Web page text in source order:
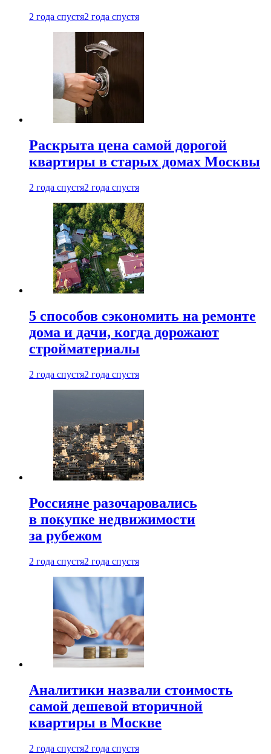
2 года спустя2 года спустя
Раскрыта цена самой дорогой
квартиры в старых домах Москвы
2 года спустя2 года спустя
5 способов сэкономить на ремонте
дома и дачи, когда дорожают
стройматериалы
2 года спустя2 года спустя
Россияне разочаровались
в покупке недвижимости
за рубежом
2 года спустя2 года спустя
Аналитики назвали стоимость
самой дешевой вторичной
квартиры в Москве
2 года спустя2 года спустя